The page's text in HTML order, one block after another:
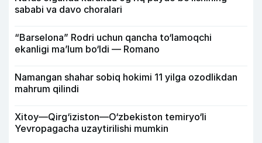
sababi va davo choralari
“Barselona” Rodri uchun qancha to‘lamoqchi
ekanligi ma’lum bo‘ldi — Romano
Namangan shahar sobiq hokimi 11 yilga ozodlikdan
mahrum qilindi
Xitoy—Qirg‘iziston—O‘zbekiston temiryo‘li
Yevropagacha uzaytirilishi mumkin